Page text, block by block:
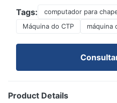
Tags:
computador para
Máquina do CTP
máquina
Product Details